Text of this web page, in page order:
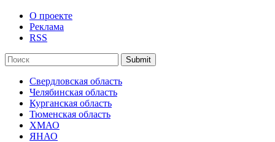
О проекте
Реклама
RSS
Submit
Свердловская область
Челябинская область
Курганская область
Тюменская область
ХМАО
ЯНАО